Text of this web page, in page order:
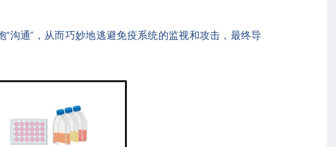
沟通”，从而巧妙地逃避免疫系统的监视和攻击，最终导